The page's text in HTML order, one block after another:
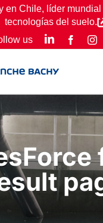
en Chile, líder
tecnologías del suelo.
us
LinkedIn